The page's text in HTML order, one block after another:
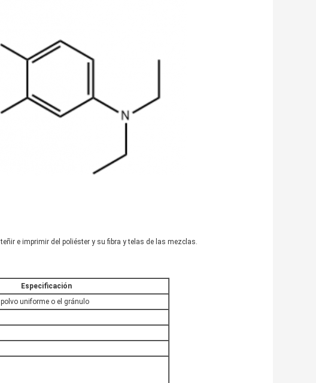
e imprimir del poliéster y su fibra y telas de las mezclas.
Especificación
uniforme o el gránulo